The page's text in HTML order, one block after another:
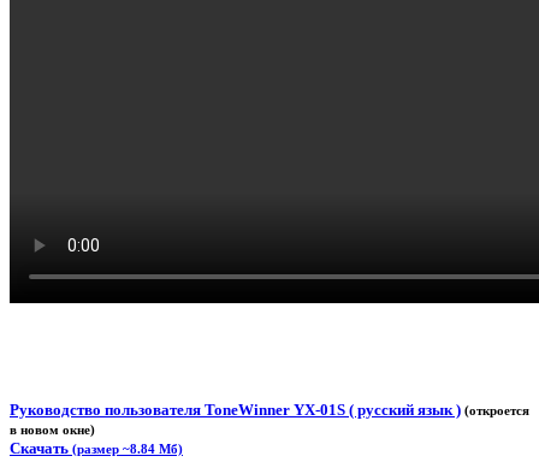
Руководство пользователя ToneWinner YX-01S ( русский язык ) (откроется
в новом окне)
Скачать (размер ~8.84 Мб)